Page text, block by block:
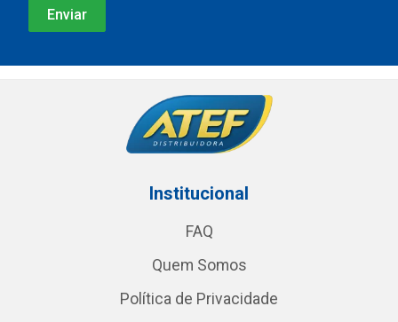
Institucional
FAQ
Quem Somos
Política de Privacidade